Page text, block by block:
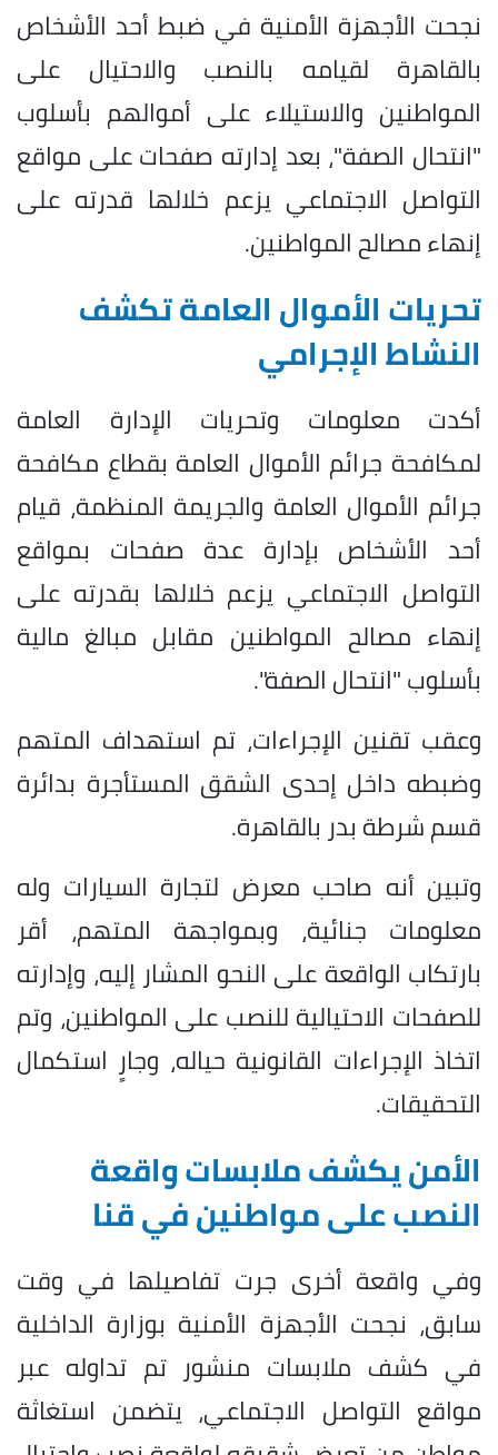
نجحت الأجهزة الأمنية في ضبط أحد الأشخاص
بالقاهرة لقيامه بالنصب والاحتيال على
المواطنين والاستيلاء على أموالهم بأسلوب
"انتحال الصفة"، بعد إدارته صفحات على مواقع
التواصل الاجتماعي يزعم خلالها قدرته على
إنهاء مصالح المواطنين.
تحريات الأموال العامة تكشف
النشاط الإجرامي
أكدت معلومات وتحريات الإدارة العامة
لمكافحة جرائم الأموال العامة بقطاع مكافحة
جرائم الأموال العامة والجريمة المنظمة، قيام
أحد الأشخاص بإدارة عدة صفحات بمواقع
التواصل الاجتماعي يزعم خلالها بقدرته على
إنهاء مصالح المواطنين مقابل مبالغ مالية
بأسلوب "انتحال الصفة".
وعقب تقنين الإجراءات، تم استهداف المتهم
وضبطه داخل إحدى الشقق المستأجرة بدائرة
قسم شرطة بدر بالقاهرة.
وتبين أنه صاحب معرض لتجارة السيارات وله
معلومات جنائية، وبمواجهة المتهم، أقر
بارتكاب الواقعة على النحو المشار إليه، وإدارته
للصفحات الاحتيالية للنصب على المواطنين، وتم
اتخاذ الإجراءات القانونية حياله، وجارٍ استكمال
التحقيقات.
الأمن يكشف ملابسات واقعة
النصب على مواطنين في قنا
وفي واقعة أخرى جرت تفاصيلها في وقت
سابق، نجحت الأجهزة الأمنية بوزارة الداخلية
في كشف ملابسات منشور تم تداوله عبر
مواقع التواصل الاجتماعي، يتضمن استغاثة